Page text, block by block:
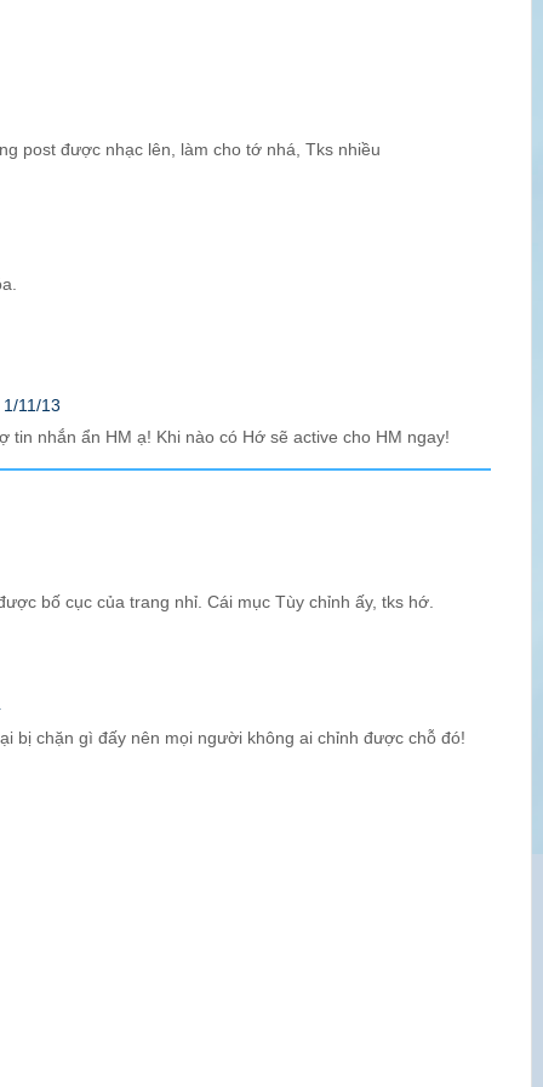
post được nhạc lên, làm cho tớ nhá, Tks nhiều
11/13
tin nhắn ẩn HM ạ! Khi nào có Hớ sẽ active cho HM ngay!
bố cục của trang nhỉ. Cái mục Tùy chỉnh ấy, tks hớ.
bị chặn gì đấy nên mọi người không ai chỉnh được chỗ đó!